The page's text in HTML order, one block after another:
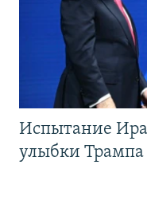
Испытание
улыбки